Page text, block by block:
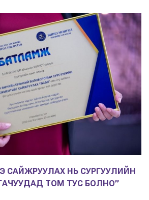
САЙЖРУУЛАХ НЬ СУРГУУЛИЙН
ТОМ ТУС БОЛНО”